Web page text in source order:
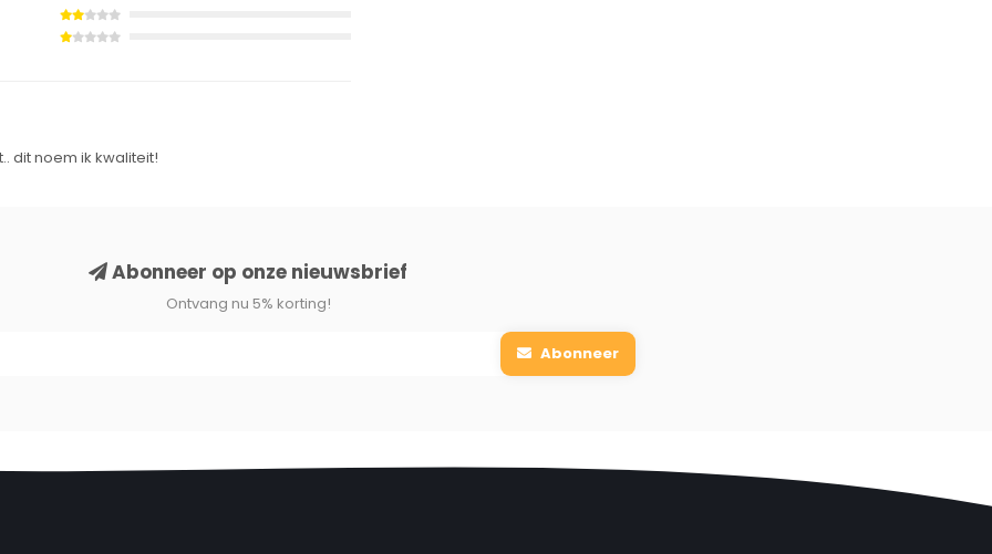
Space Gray / Black | Velvet
dit noem ik kwaliteit!
Abonneer op onze nieuwsbrief
Ontvang nu 5% korting!
Abonneer